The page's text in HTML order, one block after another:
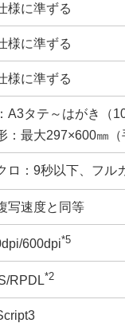
様に準ずる
様に準ずる
様に準ずる
A3タテ～はがき（
：最大297×600㎜（
ロ：9秒以下、フル
写速度と同等
600dpi*5
RPDL*2